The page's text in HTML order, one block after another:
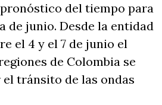
del tiempo para
de junio. Desde la entidad
el 4 y el 7 de junio el
de Colombia se
tránsito de las ondas